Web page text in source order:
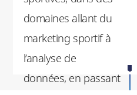
domaines allant du
marketing sportif à
l’analyse de
données, en passant